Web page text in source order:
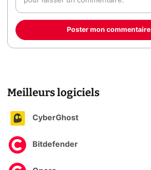
Poster mon commentaire
Meilleurs logiciels
CyberGhost
Bitdefender